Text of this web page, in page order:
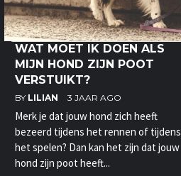
WAT MOET IK DOEN ALS
MIJN HOND ZIJN POOT
VERSTUIKT?
BY LILIAN 3 JAAR AGO
Merk je dat jouw hond zich heeft
bezeerd tijdens het rennen of tijdens
het spelen? Dan kan het zijn dat jouw
hond zijn poot heeft...